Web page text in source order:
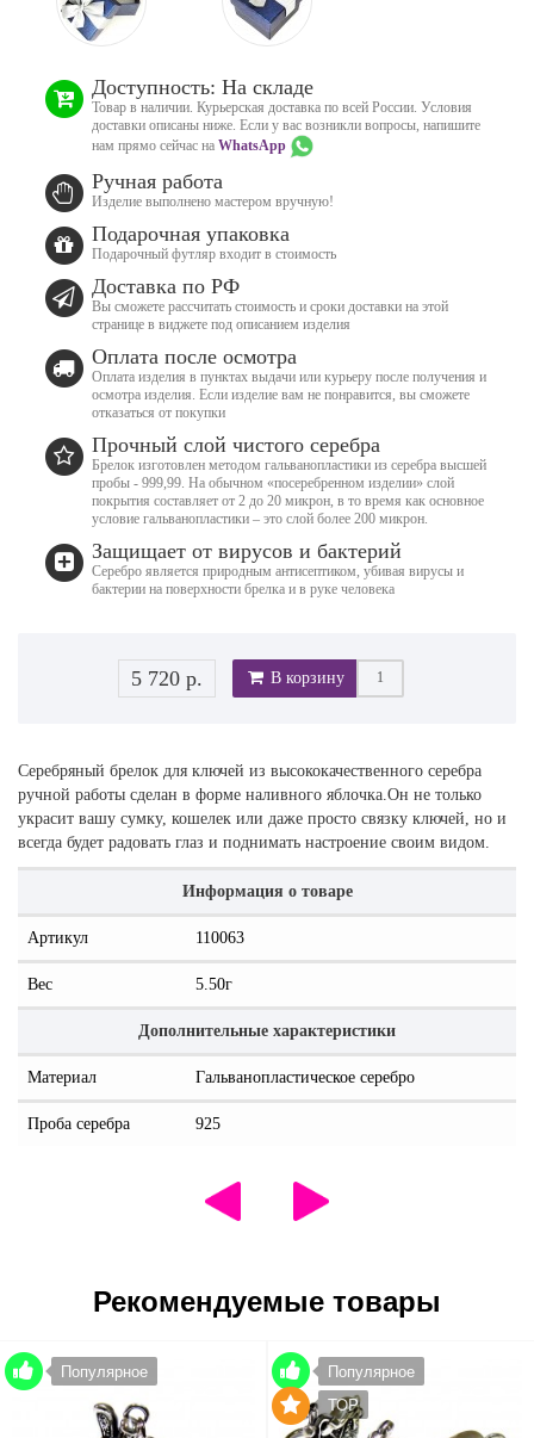
Доступность: На складе
Товар в наличии. Курьерская доставка по всей России. Условия
доставки описаны ниже. Если у вас возникли вопросы, напишите
нам прямо сейчас на WhatsApp
Ручная работа
Изделие выполнено мастером вручную!
Подарочная упаковка
Подарочный футляр входит в стоимость
Доставка по РФ
Вы сможете рассчитать стоимость и сроки доставки на этой
странице в виджете под описанием изделия
Оплата после осмотра
Оплата изделия в пунктах выдачи или курьеру после получения и
осмотра изделия. Если изделие вам не понравится, вы сможете
отказаться от покупки
Прочный слой чистого серебра
Брелок изготовлен методом гальванопластики из серебра высшей
пробы - 999,99. На обычном «посеребренном изделии» слой
покрытия составляет от 2 до 20 микрон, в то время как основное
условие гальванопластики – это слой более 200 микрон.
Защищает от вирусов и бактерий
Серебро является природным антисептиком, убивая вирусы и
бактерии на поверхности брелка и в руке человека
5 720 р. В корзину
Серебряный брелок для ключей из высококачественного серебра
ручной работы сделан в форме наливного яблочка.Он не только
украсит вашу сумку, кошелек или даже просто связку ключей, но и
всегда будет радовать глаз и поднимать настроение своим видом.
Информация о товаре
Артикул 110063
Вес 5.50г
Дополнительные характеристики
Материал Гальванопластическое серебро
Проба серебра 925
Рекомендуемые товары
Популярное
Популярное
TOP